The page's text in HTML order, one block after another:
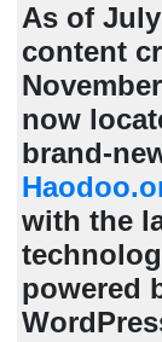
As of
content
now
brand-
with the
powered